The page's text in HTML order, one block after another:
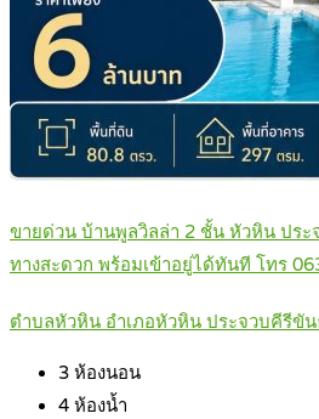
ขายด่วน บ้านพูลวิลล่า 2 ชั้น หัวหิน ประ
ทางสะดวก พร้อมเข้าอยู่ได้ทันที โทร
ตำบลหัวหิน อำเภอหัวหิน ประจวบคีรีขั
3 ห้องนอน
4 ห้องน้ำ